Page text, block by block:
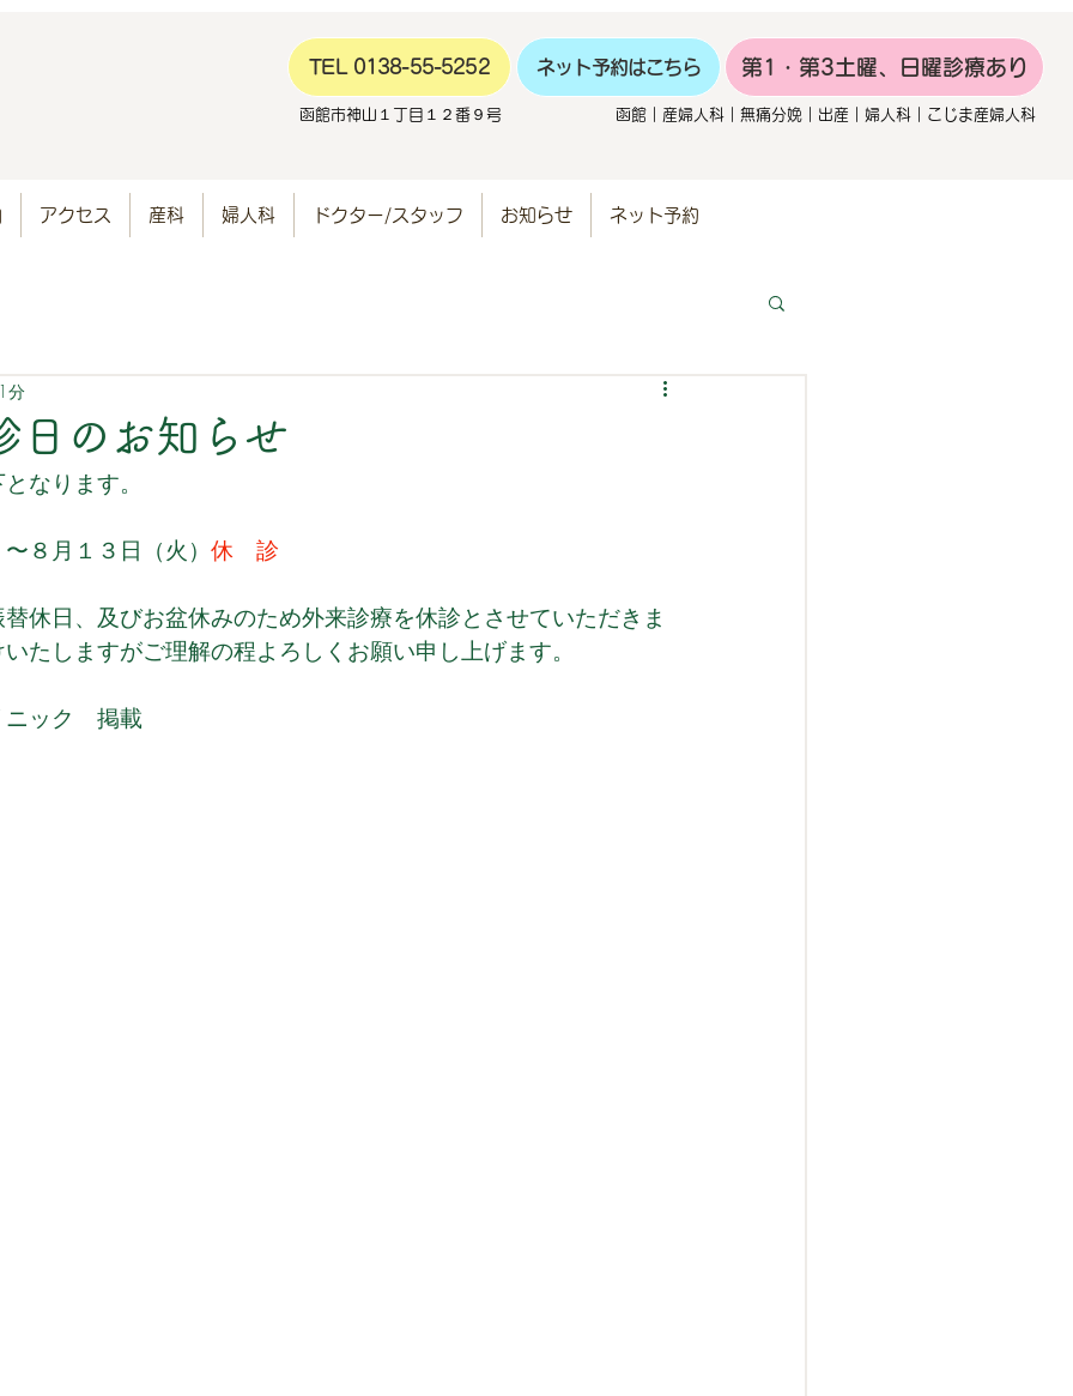
TEL 0138-55-5252 ネット予約はこちら 第1・第3土曜、日曜診療あり
函館市神山１丁目１２番９号 函館｜産婦人科｜無痛分娩｜出産｜婦人科｜こじま産婦人科
アクセス 産科 婦人科 ドクター/スタッフ お知らせ ネット予約
日のお知らせ
分
なります。
８月１３日（火） 休　診
休日、及びお盆休みのため外来診療を休診とさせていただきま
たしますがご理解の程よろしくお願い申し上げます。
ック　掲載